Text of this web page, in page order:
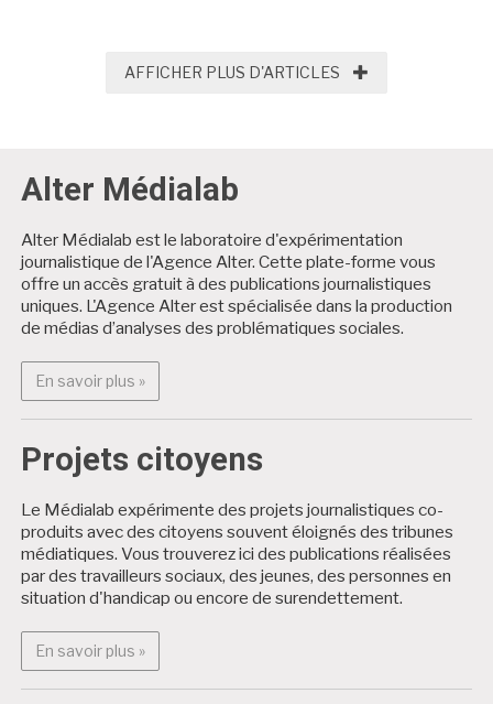
AFFICHER PLUS D'ARTICLES AFFICHER PLUS
Alter Médialab
Alter Médialab est le laboratoire d'expérimentation
journalistique de l'Agence Alter. Cette plate-forme vous
offre un accès gratuit à des publications journalistiques
uniques. L'Agence Alter est spécialisée dans la production
de médias d’analyses des problématiques sociales.
En savoir plus »En savoir plus : Alter Médialab
Projets citoyens
Le Médialab expérimente des projets journalistiques co-
produits avec des citoyens souvent éloignés des tribunes
médiatiques. Vous trouverez ici des publications réalisées
par des travailleurs sociaux, des jeunes, des personnes en
situation d'handicap ou encore de surendettement.
En savoir plus »En savoir plus : Projets citoyens